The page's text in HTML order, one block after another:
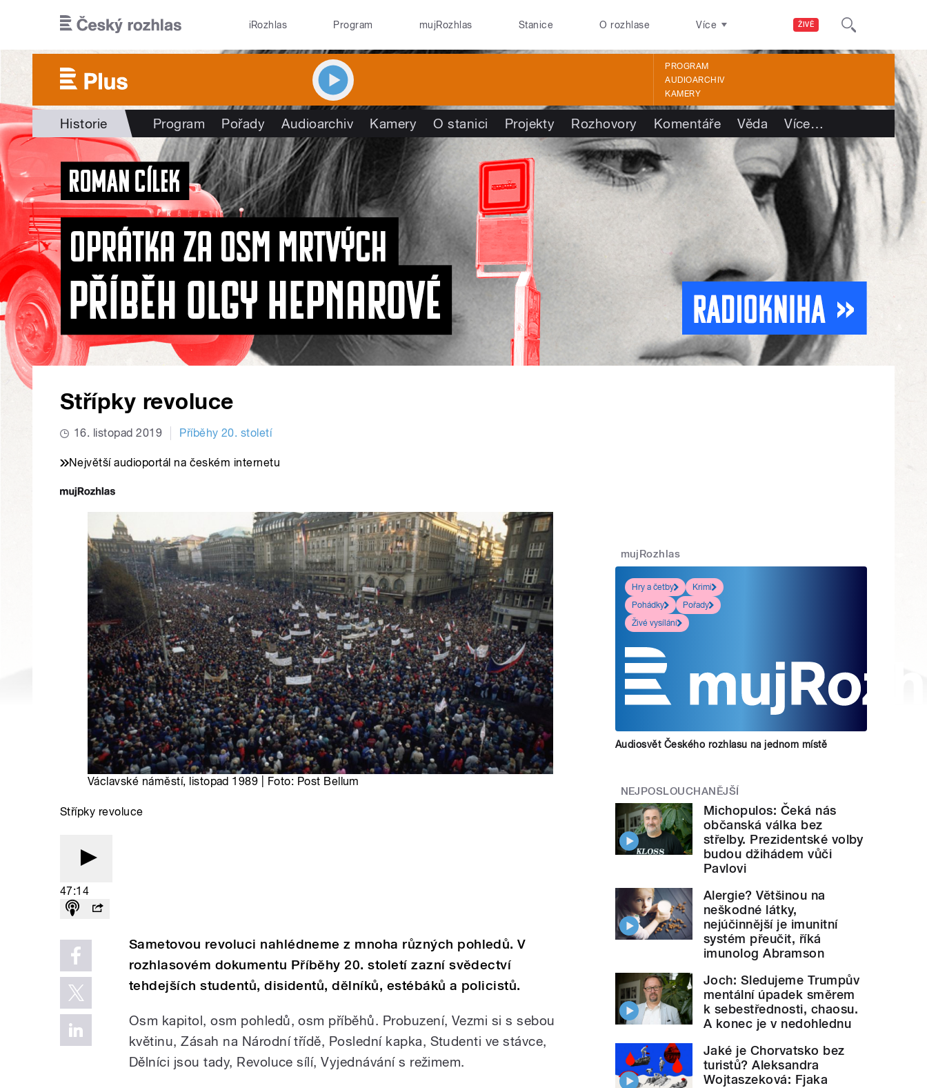
ŽIVĚ
iRozhlas Program mujRozhlas Stanice O rozhlase Více
PROGRAM
AUDIOARCHIV
KAMERY
Historie Program Pořady Audioarchiv Kamery O stanici Projekty Rozhovory Komentáře Věda Více…
Střípky revoluce
16. listopad 2019 Příběhy 20. století
Největší audioportál na českém internetu
Václavské náměstí, listopad 1989 | Foto: Post Bellum
Střípky revoluce
47:14
Sametovou revoluci nahlédneme z mnoha různých pohledů. V
rozhlasovém dokumentu Příběhy 20. století zazní svědectví
tehdejších studentů, disidentů, dělníků, estébáků a policistů.
Osm kapitol, osm pohledů, osm příběhů. Probuzení, Vezmi si s sebou
květinu, Zásah na Národní třídě, Poslední kapka, Studenti ve stávce,
Dělníci jsou tady, Revoluce sílí, Vyjednávání s režimem.
mujRozhlas
Hry a četby
Krimi
Pohádky
Pořady
Živé vysílání
Audiosvět Českého rozhlasu na jednom místě
NEJPOSLOUCHANĚJŠÍ
Michopulos: Čeká nás
občanská válka bez
střelby. Prezidentské volby
budou džihádem vůči
Pavlovi
Alergie? Většinou na
neškodné látky,
nejúčinnější je imunitní
systém přeučit, říká
imunolog Abramson
Joch: Sledujeme Trumpův
mentální úpadek směrem
k sebestřednosti, chaosu.
A konec je v nedohlednu
Jaké je Chorvatsko bez
turistů? Aleksandra
Wojtaszeková: Fjaka